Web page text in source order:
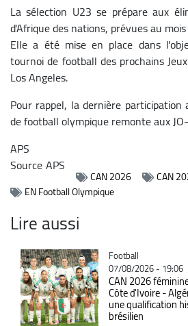
La sélection U23 se prépare aux
d'Afrique des nations, prévues au
Elle a été mise en place dans
tournoi de football des prochains
Los Angeles.
Pour rappel, la dernière
de football olympique remonte aux
APS
SourceAPS
CAN 2026
CAN
EN Football Olympique
Lire aussi
Catégorie
Football
07/08/2026 - 19:06
CAN 2026
Côte d'Ivoire -
une qualification
brésilien